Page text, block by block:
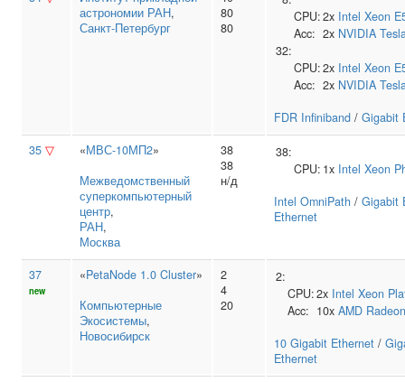
астрономии РАН,
Санкт-Петербург
80
80
CPU:2x Intel Xeon
Acc: 2x NVIDIA
32:
CPU:2x Intel Xeon
Acc: 2x NVIDIA
FDR Infiniband / Gigabit
35 ▽ «МВС-10МП2»
Межведомственный
суперкомпьютерный
центр,
РАН,
Москва
38
38
н/д
38:
CPU: 1x Intel Xeon
Intel OmniPath / Gigabit
Ethernet
37
new
«PetaNode 1.0 Cluster»
Компьютерные
Экосистемы,
Новосибирск
2
4
20
2:
CPU:2x Intel Xeon
Acc: 10x AMD
10 Gigabit Ethernet /
Ethernet